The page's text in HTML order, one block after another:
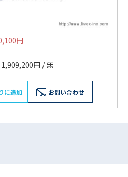
円
1,909,200円 / 無
に追加 お問い合わせ
：
えいただくと
620-213